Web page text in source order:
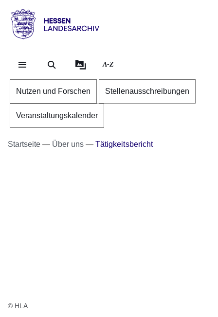
Hessen
Landesarchiv
A-Z
Nutzen und Forschen Stellenausschreibungen
Veranstaltungskalender
Startseite Über uns Tätigkeitsbericht
© HLA